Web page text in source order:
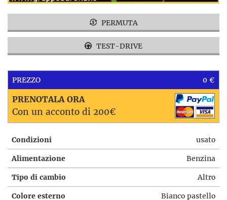
PERMUTA
TEST-DRIVE
PREZZO 0 €
PRENOTALA ORA
Con un acconto di 200€
Condizioni usato
Alimentazione Benzina
Tipo di cambio Altro
Colore esterno Bianco pastello